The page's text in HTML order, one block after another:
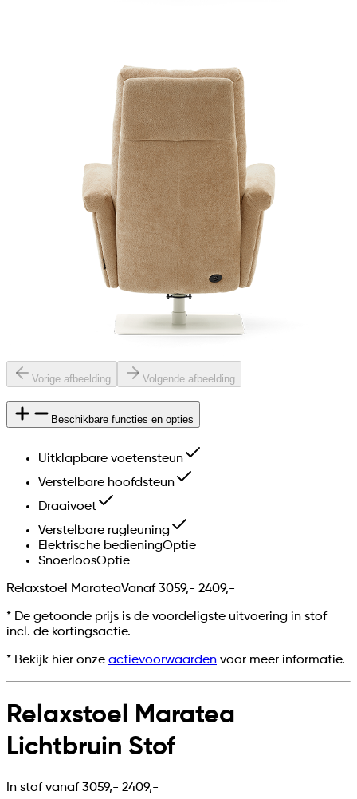
Vorige afbeelding Volgende afbeelding
Beschikbare functies en opties
Uitklapbare voetensteun
Verstelbare hoofdsteun
Draaivoet
Verstelbare rugleuning
Elektrische bedieningOptie
SnoerloosOptie
Relaxstoel MarateaVanaf 3059,- 2409,-
* De getoonde prijs is de voordeligste uitvoering in stof
incl. de kortingsactie.
* Bekijk hier onze actievoorwaarden voor meer informatie.
Relaxstoel Maratea
Lichtbruin Stof
In stof vanaf 3059,- 2409,-